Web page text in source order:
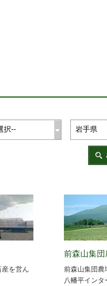
を営ん
前森山集
前森山集団農
八幡平イン